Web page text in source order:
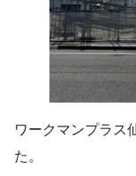
ワークマンプラス
た。